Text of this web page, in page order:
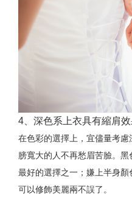
4、深色系上衣具有縮肩
在色彩的選擇上，宜儘量考
膀寬大的人不再愁眉苦臉。
最好的選擇之一；嫌上半身
可以修飾美麗兩不誤了。